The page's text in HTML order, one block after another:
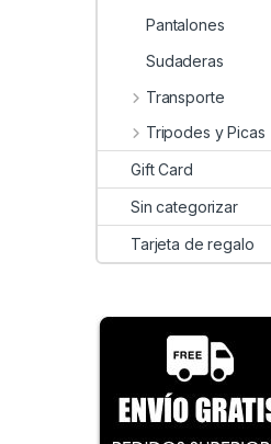
Pantalones
Sudaderas
Transporte
Tripodes y Picas
Gift Card
Sin categorizar
Tarjeta de regalo